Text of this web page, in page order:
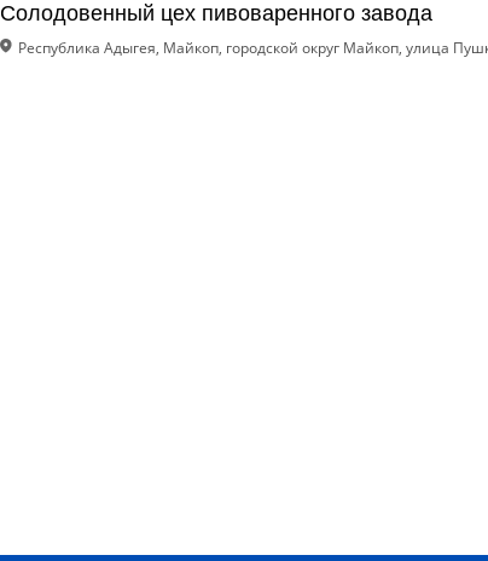
Солодовенный цех пивоваренного завода
Республика Адыгея, Майкоп, городской округ Майкоп, улица